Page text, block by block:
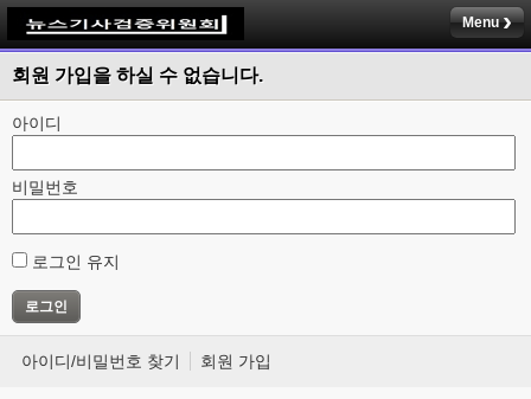
Menu
회원 가입을 하실 수 없습니다.
아이디
비밀번호
로그인 유지
아이디/비밀번호 찾기 회원 가입